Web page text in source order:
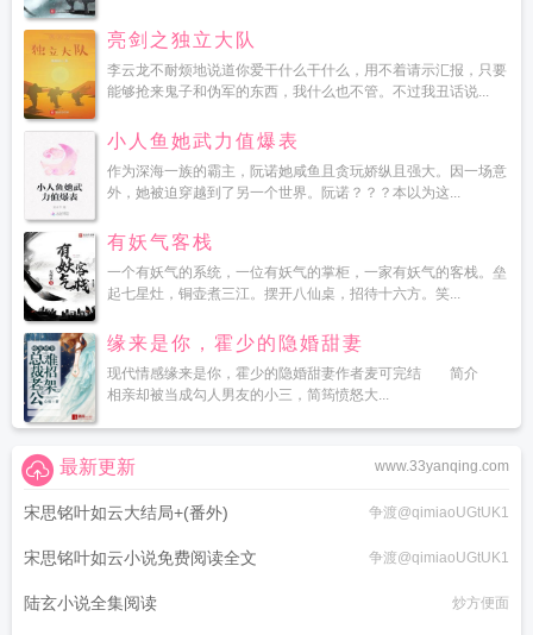
亮剑之独立大队
李云龙不耐烦地说道你爱干什么干什么，用不着请示汇报，只要
能够抢来鬼子和伪军的东西，我什么也不管。不过我丑话说...
小人鱼她武力值爆表
作为深海一族的霸主，阮诺她咸鱼且贪玩娇纵且强大。因一场意
外，她被迫穿越到了另一个世界。阮诺？？？本以为这...
有妖气客栈
一个有妖气的系统，一位有妖气的掌柜，一家有妖气的客栈。垒
起七星灶，铜壶煮三江。摆开八仙桌，招待十六方。笑...
缘来是你，霍少的隐婚甜妻
现代情感缘来是你，霍少的隐婚甜妻作者麦可完结 简介
相亲却被当成勾人男友的小三，简筠愤怒大...
www.33yanqing.com
最新更新
宋思铭叶如云大结局+(番外) 争渡@qimiaoUGtUK1
宋思铭叶如云小说免费阅读全文 争渡@qimiaoUGtUK1
陆玄小说全集阅读 炒方便面